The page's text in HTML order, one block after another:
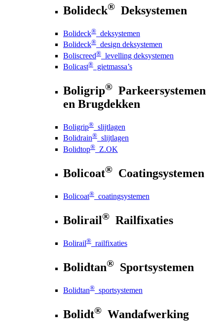
Bolideck® Deksystemen
Bolideck® deksystemen
Bolideck® design deksystemen
Boliscreed® levelling deksystemen
Bolicast® gietmassa’s
Boligrip® Parkeersystemen
en Brugdekken
Boligrip® slijtlagen
Bolidrain® slijtlagen
Bolidtop® Z.OK
Bolicoat® Coatingsystemen
Bolicoat® coatingsystemen
Bolirail® Railfixaties
Bolirail® railfixaties
Bolidtan® Sportsystemen
Bolidtan® sportsystemen
Bolidt® Wandafwerking